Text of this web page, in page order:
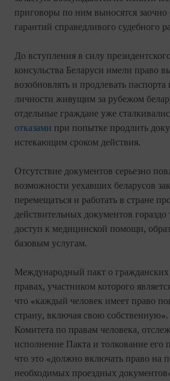
приговоры по ним выносятся заочно
гарантий справедливого судебного
До вступления в силу
консульства Беларуси имели право
возобновлять и продлевать паспорта
личности живущим за рубежом
отдельные граждане уже
отказами при попытке продлить
истекающим сроком действия.
Отсутствие документов серьезно
возможности уехавших беларусов
перемещаться и работать в стране
действительных документов гораздо
доступ к медицинской помощи,
базовым услугам.
Международный пакт о
правах, участником которого
что «каждый человек имеет право
страну, включая свою
Комитета по правам человека,
исполнение Пакта и толкование его
что это «должно включать право на
необходимых проездных